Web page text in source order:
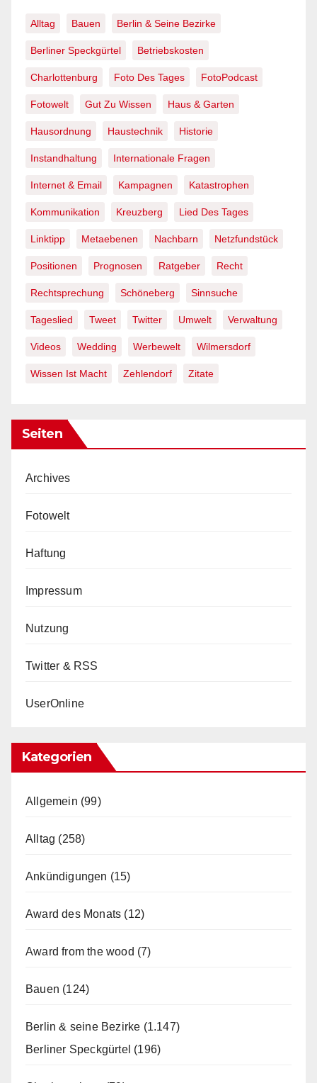
Alltag Bauen Berlin & Seine Bezirke
Berliner Speckgürtel Betriebskosten
Charlottenburg Foto Des Tages FotoPodcast
Fotowelt Gut Zu Wissen Haus & Garten
Hausordnung Haustechnik Historie
Instandhaltung Internationale Fragen
Internet & Email Kampagnen Katastrophen
Kommunikation Kreuzberg Lied Des Tages
Linktipp Metaebenen Nachbarn Netzfundstück
Positionen Prognosen Ratgeber Recht
Rechtsprechung Schöneberg Sinnsuche
Tageslied Tweet Twitter Umwelt Verwaltung
Videos Wedding Werbewelt Wilmersdorf
Wissen Ist Macht Zehlendorf Zitate
Seiten
Archives
Fotowelt
Haftung
Impressum
Nutzung
Twitter & RSS
UserOnline
Kategorien
Allgemein (99)
Alltag (258)
Ankündigungen (15)
Award des Monats (12)
Award from the wood (7)
Bauen (124)
Berlin & seine Bezirke (1.147)
Berliner Speckgürtel (196)